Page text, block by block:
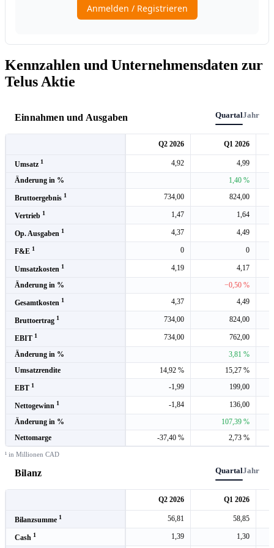
Kennzahlen und Unternehmensdaten zur
Telus Aktie
Einnahmen und Ausgaben QuartalJahr
Q2 2026 Q1 2026
Umsatz 1 4,92
4,99
Änderung in %
1,40 %
Bruttoergebnis 1 734,00 824,00
Vertrieb 1 1,47 1,64
Op. Ausgaben 1 4,37 4,49
F&E 1 0 0
Umsatzkosten 1 4,19
4,17
Änderung in %
−0,50 %
Gesamtkosten 1 4,37 4,49
Bruttoertrag 1 734,00 824,00
EBIT 1 734,00
762,00
Änderung in %
3,81 %
Umsatzrendite
14,92 % 15,27 %
EBT 1 -1,99 199,00
Nettogewinn 1 -1,84
136,00
Änderung in %
107,39 %
Nettomarge
-37,40 % 2,73 %
¹ in Millionen CAD
Bilanz QuartalJahr
Q2 2026 Q1 2026
Bilanzsumme 1 56,81 58,85
Cash 1 1,39 1,30